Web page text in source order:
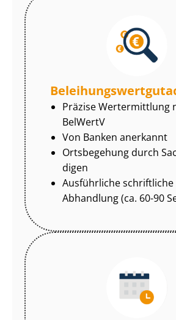
Präzise Wertermittlung
BelWertV
Von Banken anerkannt
Ortsbegehung durch
di­gen
Ausführliche schriftliche
Abhandlung (ca. 60-90